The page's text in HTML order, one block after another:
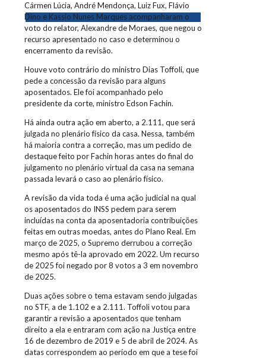
Cármen Lúcia, André Mendonça, Luiz Fux, Flávio
Dino e Kassio Nunes Marques acompanharam o
voto do relator, Alexandre de Moraes, que negou o
recurso apresentado no caso e determinou o
encerramento da revisão.
Houve voto contrário do ministro Dias Toffoli, que
pede a concessão da revisão para alguns
aposentados. Ele foi acompanhado pelo
presidente da corte, ministro Edson Fachin.
Há ainda outra ação em aberto, a 2.111, que será
julgada no plenário físico da casa. Nessa, também
há maioria contra a correção, mas um pedido de
destaque feito por Fachin horas antes do final do
julgamento no plenário virtual da casa na semana
passada levará o caso ao plenário físico.
A revisão da vida toda é uma ação judicial na qual
os aposentados do INSS pedem para serem
incluídas na conta da aposentadoria contribuições
feitas em outras moedas, antes do Plano Real. Em
março de 2025, o Supremo derrubou a correção
mesmo após tê-la aprovado em 2022. Um recurso
de 2025 foi negado por 8 votos a 3 em novembro
de 2025.
Duas ações sobre o tema estavam sendo julgadas
no STF, a de 1.102 e a 2.111. Toffoli votou para
garantir a revisão a aposentados que tenham
direito a ela e entraram com ação na Justiça entre
16 de dezembro de 2019 e 5 de abril de 2024. As
datas correspondem ao período em que a tese foi